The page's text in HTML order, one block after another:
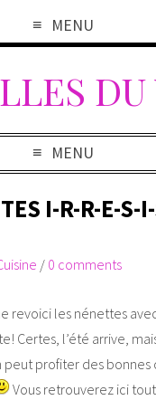
MENU
DU
MENU
I-R-R-E-S-
/ 0 comments
revoici les nénettes
Certes, l’été arrive,
peut profiter des bonnes
Vous retrouverez ici